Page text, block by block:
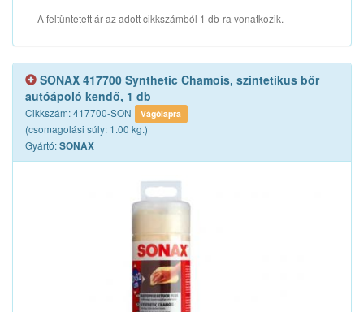
A feltüntetett ár az adott cikkszámból 1 db-ra vonatkozik.
SONAX 417700 Synthetic Chamois, szintetikus bőr
autóápoló kendő, 1 db
Cikkszám: 417700-SON Vágólapra
(csomagolási súly: 1.00 kg.)
Gyártó:SONAX